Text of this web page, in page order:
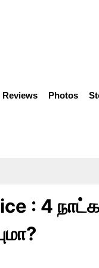
Reviews Photos
: 4